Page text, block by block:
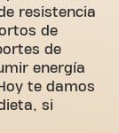
resistencia
de
de
energía
te damos
si